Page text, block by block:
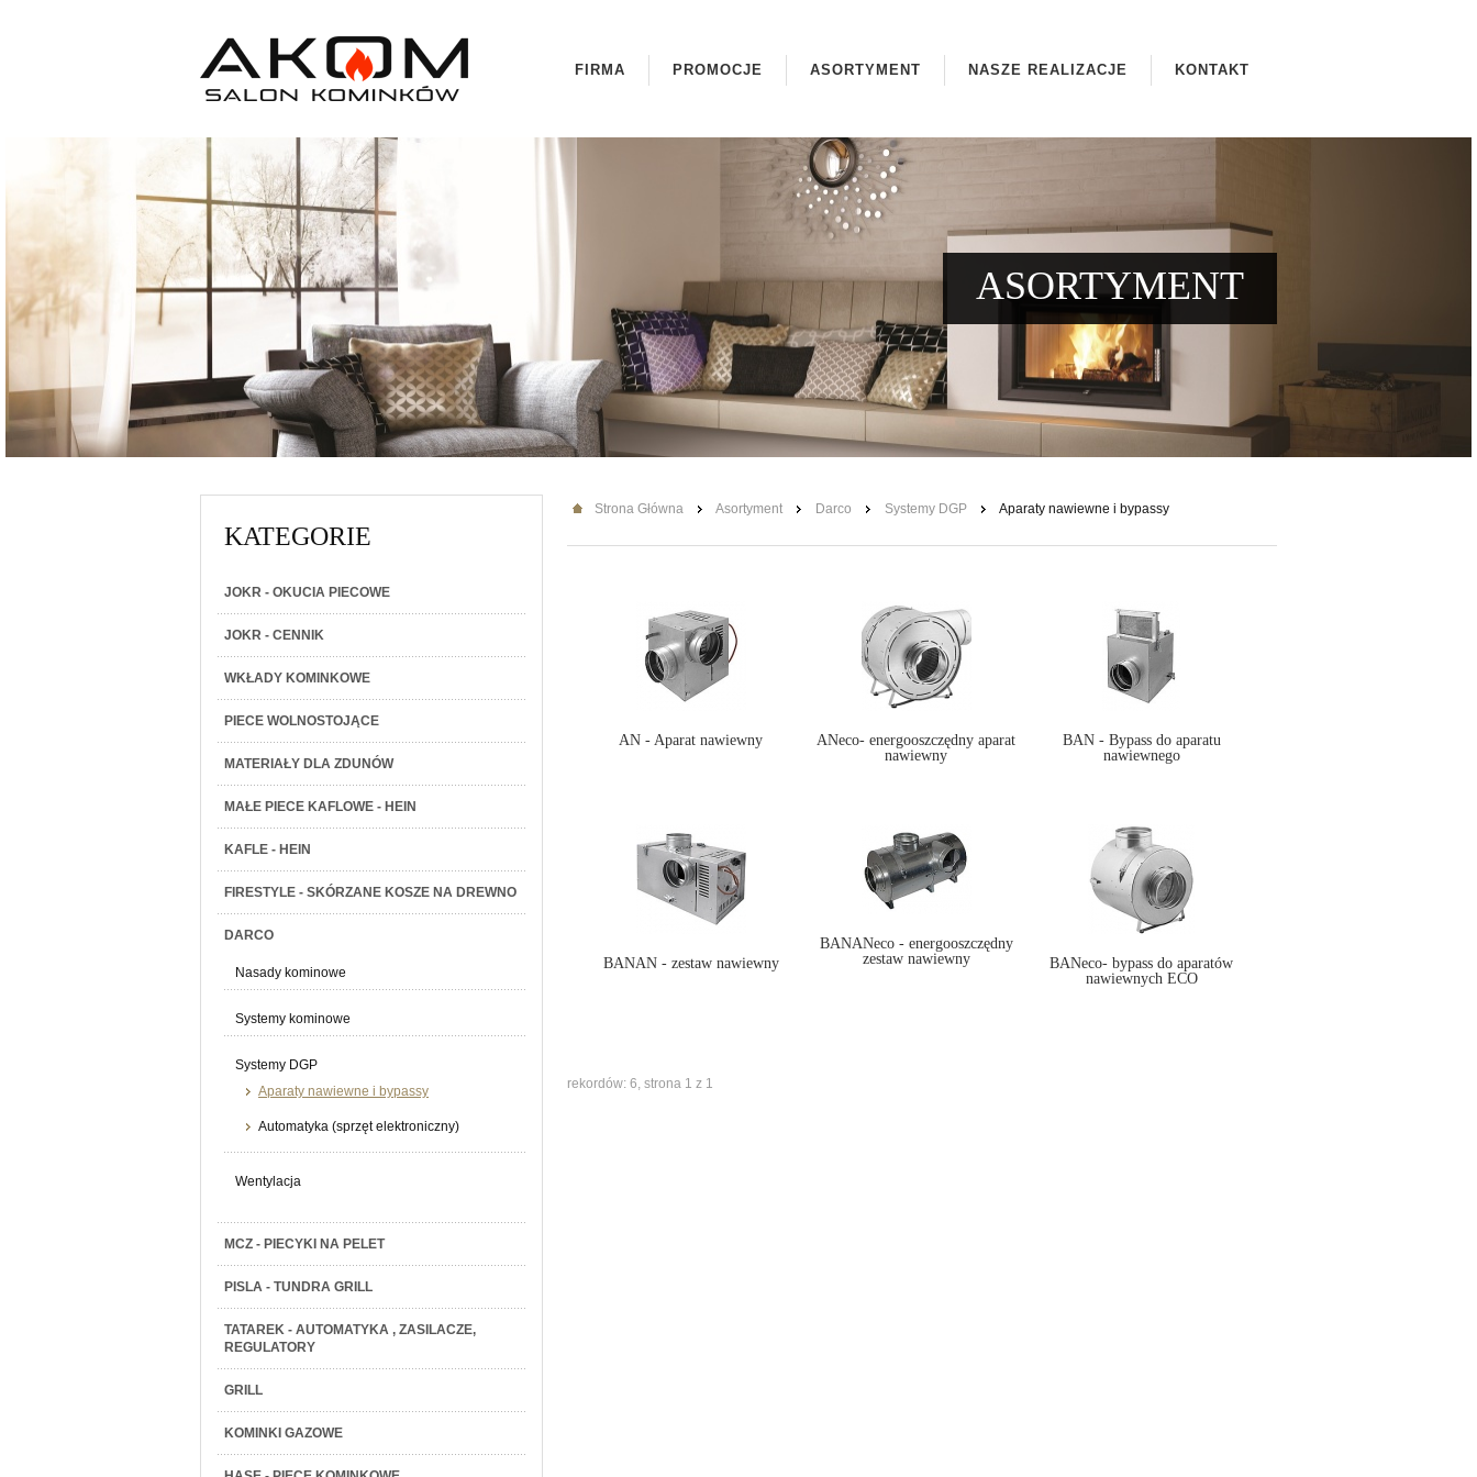
FIRMA PROMOCJE ASORTYMENT NASZE REALIZACJE KONTAKT
ASORTYMENT
KATEGORIE
JOKR - OKUCIA PIECOWE
JOKR - CENNIK
WKŁADY KOMINKOWE
PIECE WOLNOSTOJĄCE
MATERIAŁY DLA ZDUNÓW
MAŁE PIECE KAFLOWE - HEIN
KAFLE - HEIN
FIRESTYLE - SKÓRZANE KOSZE NA DREWNO
DARCO
Nasady kominowe
Systemy kominowe
Systemy DGP
Aparaty nawiewne i bypassy
Automatyka (sprzęt elektroniczny)
Wentylacja
MCZ - PIECYKI NA PELET
PISLA - TUNDRA GRILL
TATAREK - AUTOMATYKA , ZASILACZE,
REGULATORY
GRILL
KOMINKI GAZOWE
Strona Główna Asortyment Darco Systemy DGP Aparaty nawiewne i bypassy
AN - Aparat nawiewny
ANeco- energooszczędny aparat
nawiewny
BAN - Bypass do aparatu
nawiewnego
BANAN - zestaw nawiewny
BANANeco - energooszczędny
zestaw nawiewny
BANeco- bypass do aparatów
nawiewnych ECO
rekordów: 6, strona 1 z 1